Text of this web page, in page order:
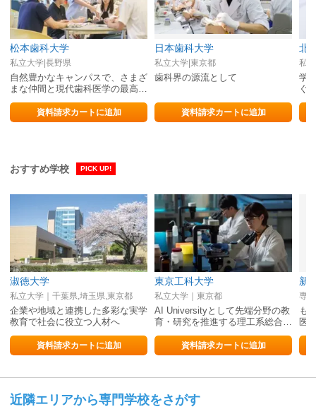
松本歯科大学
私立大学|長野県
自然豊かなキャンパスで、さまざ
まな仲間と現代歯科医学の最高峰
を目指そう！
資料請求カートに追加
日本歯科大学
私立大学|東京都
歯科界の源流として
資料請求カートに追加
北
私
学
ぐ
おすすめ学校 PICK UP!
淑徳大学
私立大学｜千葉県,埼玉県,東京都
企業や地域と連携した多彩な実学
教育で社会に役立つ人材へ
資料請求カートに追加
東京工科大学
私立大学｜東京都
AI Universityとして先端分野の教
育・研究を推進する理工系総合…
資料請求カートに追加
新
専
も
医
近隣エリアから専門学校をさがす